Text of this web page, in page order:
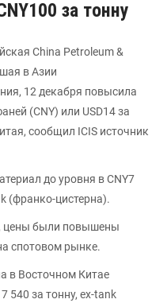
за тонну
China Petroleum &
в Азии
12 декабря повысила
(CNY) или USD14 за
сообщил ICIS источник
до уровня в CNY7
(франко-цистерна).
цены были повышены
спотовом рынке.
в Восточном Китае
540 за тонну, ex-tank